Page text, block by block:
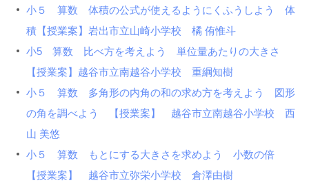
小５ 算数 体積の公式が使えるようにくふうしよう 体
積【授業案】岩出市立山崎小学校 橘 侑惟斗
小5 算数 比べ方を考えよう 単位量あたりの大きさ
【授業案】越谷市立南越谷小学校 重綱知樹
小５ 算数 多角形の内角の和の求め方を考えよう 図形
の角を調べよう 【授業案】 越谷市立南越谷小学校 西
山 美悠
小５ 算数 もとにする大きさを求めよう 小数の倍
【授業案】 越谷市立弥栄小学校 倉澤由樹